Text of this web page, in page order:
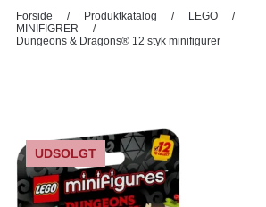
Forside / Produktkatalog / LEGO
/
MINIFIGRER
/
Dungeons & Dragons® 12 styk minifigurer
UDSOLGT